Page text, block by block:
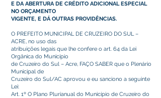
E DA ABERTURA DE CRÉDITO ADICIONAL ESPECIAL
NO ORÇAMENTO
VIGENTE, E DÁ OUTRAS PROVIDÊNCIAS.
O PREFEITO MUNICIPAL DE CRUZEIRO DO SUL –
ACRE, no uso das
atribuições legais que lhe confere o art. 64 da Lei
Orgânica do Município
de Cruzeiro do Sul – Acre, FAÇO SABER que o Plenário
Municipal de
Cruzeiro do Sul/AC aprovou e eu sanciono a seguinte
Lei:
Art. 1º O Plano Plurianual do Município de Cruzeiro do